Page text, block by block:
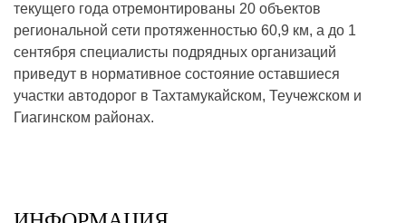
текущего года отремонтированы 20 объектов
региональной сети протяженностью 60,9 км, а до 1
сентября специалисты подрядных организаций
приведут в нормативное состояние оставшиеся
участки автодорог в Тахтамукайском, Теучежском и
Гиагинском районах.